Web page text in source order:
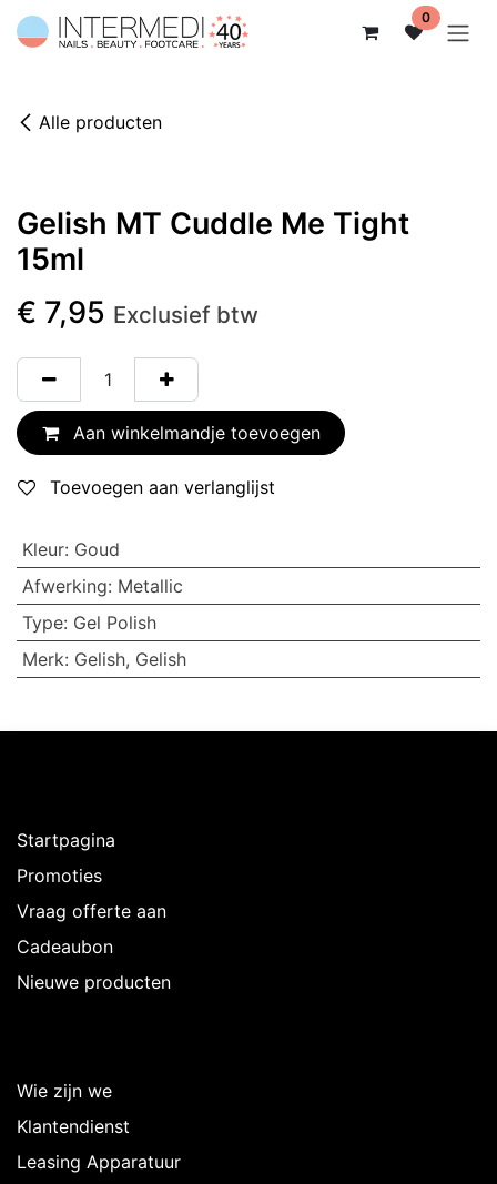
Overslaan naar inhoud 0
Alle producten
Gelish MT Cuddle Me Tight
15ml
€ 7,95 Exclusief btw
Aan winkelmandje toevoegen
Toevoegen aan verlanglijst
Kleur: Goud
Afwerking: Metallic
Type: Gel Polish
Merk: Gelish, Gelish
Startpagina
Promoties
Vraag offerte aan
Cadeaubon
Nieuwe producten
Wie zijn we
Klantendienst
Leasing Apparatuur